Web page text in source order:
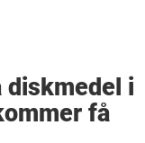
diskmedel i
få